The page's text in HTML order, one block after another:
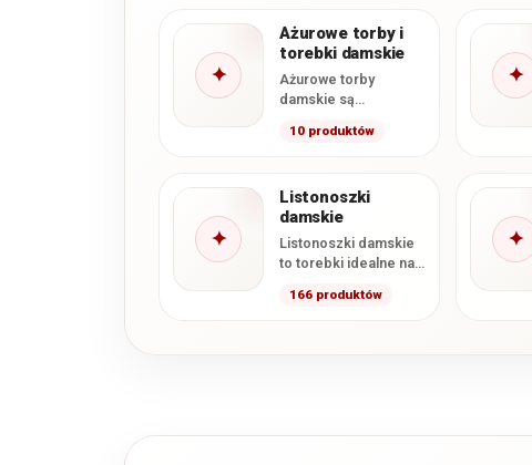
✦
Ażurowe torby i
torebki damskie
Ażurowe torby
damskie są
dodatkiem
okresie wiosennym i
letnim. Kojarzą się z…
10 produktów
✦
✦
Listonoszki
damskie
Listonoszki damskie
to torebki idealne na
wygodne, praktyczne i
166 produktów
✦